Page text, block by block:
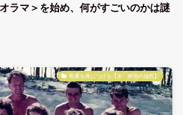
ラマ＞を始め、何がすごいのかは謎
教養を身につける【本・映画の感想】